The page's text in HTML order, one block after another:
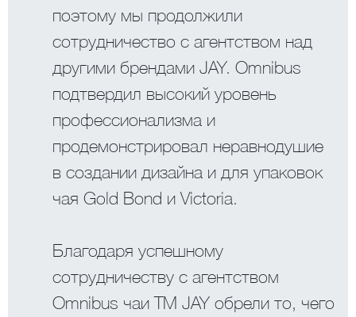
поэтому мы продолжили
сотрудничество с агентством над
другими брендами JAY. Omnibus
подтвердил высокий уровень
профессионализма и
продемонстрировал неравнодушие
в создании дизайна и для упаковок
чая Gold Bond и Victoria.
Благодаря успешному
сотрудничеству с агентством
Omnibus чаи ТМ JAY обрели то, чего